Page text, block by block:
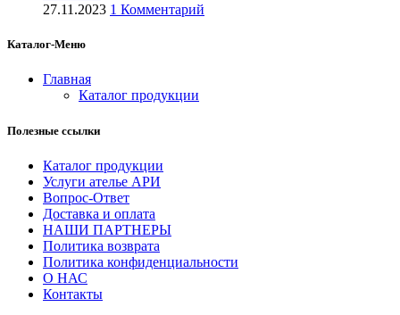
27.11.2023 1 Комментарий
Каталог-Меню
Главная
Каталог продукции
Полезные ссылки
Каталог продукции
Услуги ателье АРИ
Вопрос-Ответ
Доставка и оплата
НАШИ ПАРТНЕРЫ
Политика возврата
Политика конфиденциальности
О НАС
Контакты